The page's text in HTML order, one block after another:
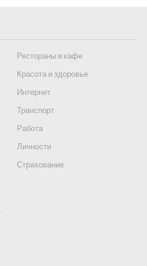
Рестораны и кафе
Красота и здоровье
Интернет
Транспорт
Работа
Личности
Страхование